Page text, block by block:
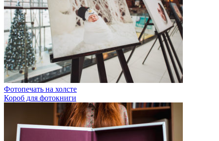
Фотопечать на холсте
Короб для фотокниги